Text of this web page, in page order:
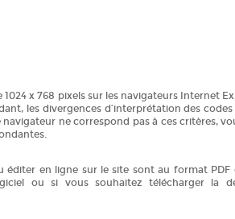
x 768 pixels sur les navigateurs Internet
les divergences d’interprétation des
ne correspond pas à ces critères,
en ligne sur le site sont au format
ou si vous souhaitez télécharger la